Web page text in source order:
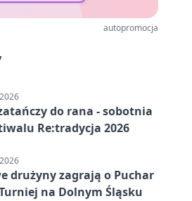
autopromocja
do rana - sobotnia
Re:tradycja 2026
drużyny zagrają o Puchar
na Dolnym Śląsku